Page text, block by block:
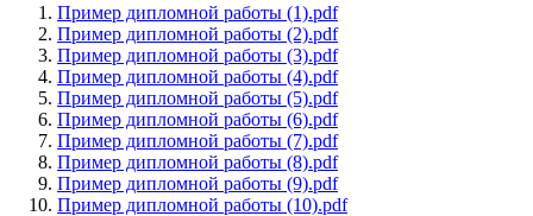
Пример дипломной работы (1).pdf
Пример дипломной работы (2).pdf
Пример дипломной работы (3).pdf
Пример дипломной работы (4).pdf
Пример дипломной работы (5).pdf
Пример дипломной работы (6).pdf
Пример дипломной работы (7).pdf
Пример дипломной работы (8).pdf
Пример дипломной работы (9).pdf
Пример дипломной работы (10).pdf